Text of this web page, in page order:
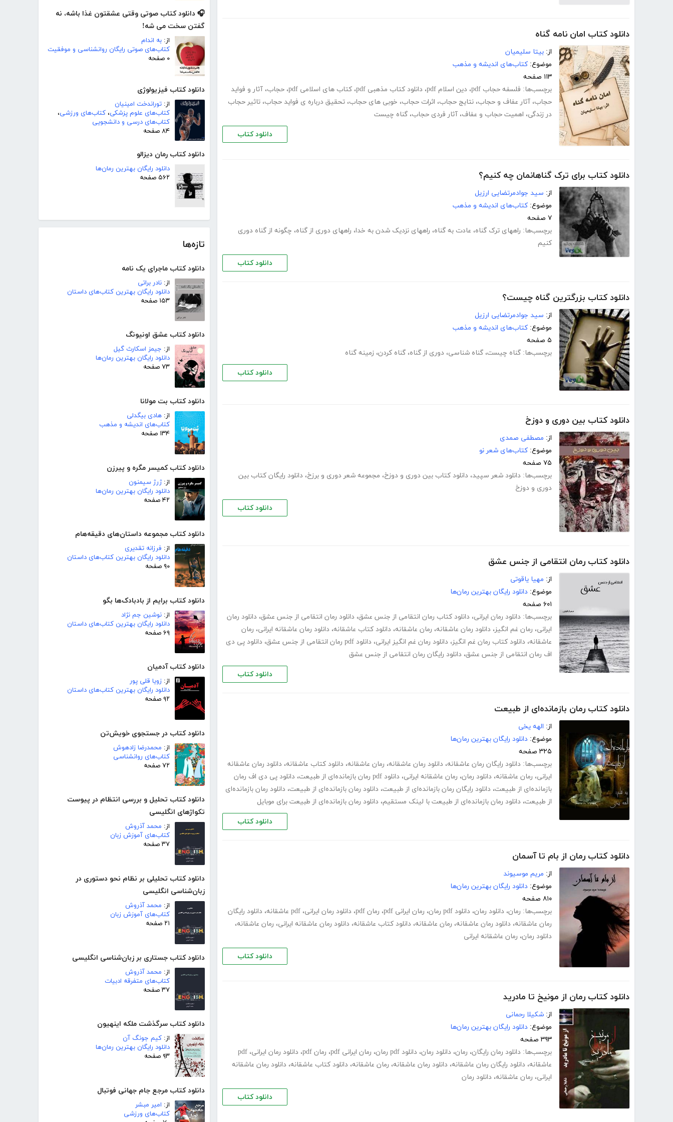
🎧 دانلود کتاب صوتی وقتی عشقتون غذا باشه، نه
گفتن سخت می شه!
از: به اندام
کتاب‌های صوتی رایگان روانشناسی و موفقیت
۰ صفحه
دانلود کتاب فیزیولوژی
از: توراندخت امینیان
کتاب‌های علوم پزشکی، کتاب‌های ورزشی،
کتاب‌های درسی و دانشجویی
۸۴ صفحه
دانلود کتاب رمان دیزالو
دانلود رایگان بهترین رمان‌ها
۵۶۲ صفحه
تازه‌ها
دانلود کتاب ماجرای یک نامه
از: نادر براتی
دانلود رایگان بهترین کتاب‌های داستان
۱۵۳ صفحه
دانلود کتاب عشق اونیونگ
از: جیمز اسکارث گیل
دانلود رایگان بهترین رمان‌ها
۷۳ صفحه
دانلود کتاب بت مولانا
از: هادی بیگدلی
کتاب‌های اندیشه و مذهب
۱۳۴ صفحه
دانلود کتاب کمیسر مگره و پیرزن
از:ژرژ سیمنون
دانلود رایگان بهترین رمان‌ها
۴۲ صفحه
دانلود کتاب مجموعه داستان‌های دقیقه‌هام
از: فرزانه تقدیری
دانلود رایگان بهترین کتاب‌های داستان
۹۰ صفحه
دانلود کتاب برایم از بادبادک‌ها بگو
از: نوشین جم نژاد
دانلود رایگان بهترین کتاب‌های داستان
۶۹ صفحه
دانلود کتاب آدمیان
از: زویا قلی پور
دانلود رایگان بهترین کتاب‌های داستان
۹۲ صفحه
دانلود کتاب در جستجوی خویش‌تن
از: محمدرضا زادهوش
کتاب‌های روانشناسی
۷۲ صفحه
دانلود کتاب تحلیل و بررسی انتظام در پیوست
تکواژهای انگلیسی
از: محمد آذروش
کتاب‌های آموزش زبان
۳۷ صفحه
دانلود کتاب تحلیلی بر نظام نحو دستوری در
زبان‌شناسی انگلیسی
از: محمد آذروش
کتاب‌های آموزش زبان
۲۱ صفحه
دانلود کتاب جستاری بر زبان‌شناسی انگلیسی
از: محمد آذروش
کتاب‌های متفرقه ادبیات
۳۷ صفحه
دانلود کتاب سرگذشت ملکه اینهیون
از: کیم جونگ آن
دانلود رایگان بهترین رمان‌ها
۹۳ صفحه
دانلود کتاب مرجع جام جهانی فوتبال
از: امیر مبشر
کتاب‌های ورزشی
دانلود کتاب امان نامه گناه
از: بیتا سلیمیان
موضوع: کتاب‌های اندیشه و مذهب
۱۱۳ صفحه
برچسب‌ها: فلسفه حجاب pdf ، دین اسلام pdf ، دانلود کتاب مذهبی pdf ، کتاب های اسلامی pdf ، حجاب، آثار و فواید
حجاب، آثار عفاف و حجاب، نتایج حجاب، اثرات حجاب، خوبی های حجاب، تحقیق درباره ی فواید حجاب، تاثیر حجاب
در زندگی، اهمیت حجاب و عفاف، آثار فردی حجاب، گناه چیست
دانلود کتاب
دانلود کتاب برای ترک گناهانمان چه کنیم؟
از: سید جوادمرتضایی ارزیل
موضوع: کتاب‌های اندیشه و مذهب
۷ صفحه
برچسب‌ها: راههای ترک گناه، عادت به گناه، راههای نزدیک شدن به خدا، راههای دوری از گناه، چگونه از گناه دوری
کنیم
دانلود کتاب
دانلود کتاب بزرگترین گناه چیست؟
از: سید جوادمرتضایی ارزیل
موضوع: کتاب‌های اندیشه و مذهب
۵ صفحه
برچسب‌ها: گناه چیست، گناه شناسی، دوری از گناه، گناه کردن، زمینه گناه
دانلود کتاب
دانلود کتاب بین دوری و دوزخ
از: مصطفی صمدی
موضوع: کتاب‌های شعر نو
۷۵ صفحه
برچسب‌ها: دانلود شعر سپید، دانلود کتاب بین دوری و دوزخ، مجموعه شعر دوری و برزخ، دانلود رایگان کتاب بین
دوری و دوزخ
دانلود کتاب
دانلود کتاب رمان انتقامی از جنس عشق
از: مهیا یاقوتی
موضوع: دانلود رایگان بهترین رمان‌ها
۶۰۱ صفحه
برچسب‌ها: دانلود رمان ایرانی، دانلود کتاب رمان انتقامی از جنس عشق، دانلود رمان انتقامی از جنس عشق، دانلود رمان
ایرانی، رمان غم انگیز، دانلود رمان عاشقانه، رمان عاشقانه، دانلود کتاب عاشقانه، دانلود رمان عاشقانه ایرانی، رمان
عاشقانه، دانلود کتاب رمان غم انگیز، دانلود رمان غم انگیز ایرانی، دانلود pdf رمان انتقامی از جنس عشق ، دانلود پی دی
اف رمان انتقامی از جنس عشق، دانلود رایگان رمان انتقامی از جنس عشق
دانلود کتاب
دانلود کتاب رمان بازمانده‌ای از طبیعت
از: الهه یخی
موضوع: دانلود رایگان بهترین رمان‌ها
۳۲۵ صفحه
برچسب‌ها: دانلود رایگان رمان عاشقانه، دانلود رمان عاشقانه، رمان عاشقانه، دانلود کتاب عاشقانه، دانلود رمان عاشقانه
ایرانی، رمان عاشقانه، دانلود رمان، رمان عاشقانه ایرانی، دانلود pdf رمان بازمانده‌ای از طبیعت ، دانلود پی دی اف رمان
بازمانده‌ای از طبیعت، دانلود رایگان رمان بازمانده‌ای از طبیعت، دانلود رمان بازمانده‌ای از طبیعت، دانلود رمان بازمانده‌ای
از طبیعت، دانلود رمان بازمانده‌ای از طبیعت با لینک مستقیم، دانلود رمان بازمانده‌ای از طبیعت برای موبایل
دانلود کتاب
دانلود کتاب رمان از بام تا آسمان
از: مریم موسیوند
موضوع: دانلود رایگان بهترین رمان‌ها
۸۱۰ صفحه
برچسب‌ها: رمان، دانلود رمان، دانلود pdf رمان ، رمان ایرانی pdf ، رمان pdf ، دانلود رمان ایرانی، pdf عاشقانه ، دانلود رایگان
رمان عاشقانه، دانلود رمان عاشقانه، رمان عاشقانه، دانلود کتاب عاشقانه، دانلود رمان عاشقانه ایرانی، رمان عاشقانه،
دانلود رمان، رمان عاشقانه ایرانی
دانلود کتاب
دانلود کتاب رمان از مونیخ تا مادرید
از: شکیلا رحمانی
موضوع: دانلود رایگان بهترین رمان‌ها
۳۹۳ صفحه
برچسب‌ها: دانلود رمان رایگان، رمان، دانلود رمان، دانلود pdf رمان ، رمان ایرانی pdf ، رمان pdf ، دانلود رمان ایرانی، pdf
عاشقانه، دانلود رایگان رمان عاشقانه، دانلود رمان عاشقانه، رمان عاشقانه، دانلود کتاب عاشقانه، دانلود رمان عاشقانه
ایرانی، رمان عاشقانه، دانلود رمان
دانلود کتاب